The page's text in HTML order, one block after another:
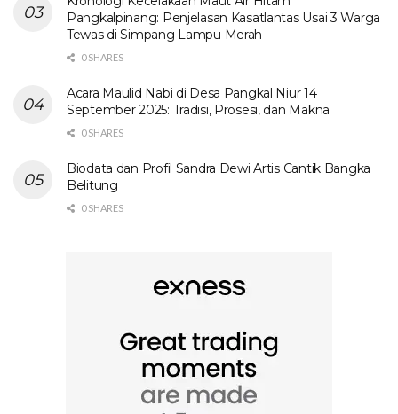
Pangkalpinang: Penjelasan Kasatlantas Usai 3 Warga
Tewas di Simpang Lampu Merah
0 SHARES
Acara Maulid Nabi di Desa Pangkal Niur 14
September 2025: Tradisi, Prosesi, dan Makna
0 SHARES
Biodata dan Profil Sandra Dewi Artis Cantik Bangka
Belitung
0 SHARES